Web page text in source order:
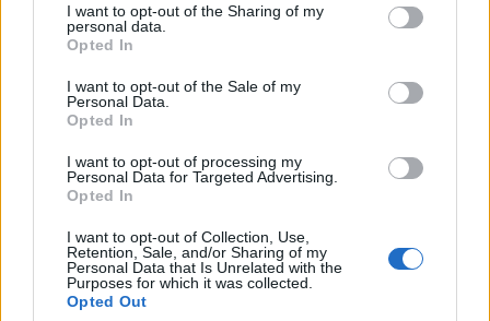
not limited to your visit or usage behaviour. You may click to
grant or deny consent to Google and its third-party tags to
use your data for below specified purposes in below Google
consent section.
I want to opt-out of the Sharing of my
personal data.
Opted In
I want to opt-out of the Sale of my
Personal Data.
Opted In
I want to opt-out of processing my
Personal Data for Targeted Advertising.
Opted In
I want to opt-out of Collection, Use,
Retention, Sale, and/or Sharing of my
Personal Data that Is Unrelated with the
Purposes for which it was collected.
Opted Out